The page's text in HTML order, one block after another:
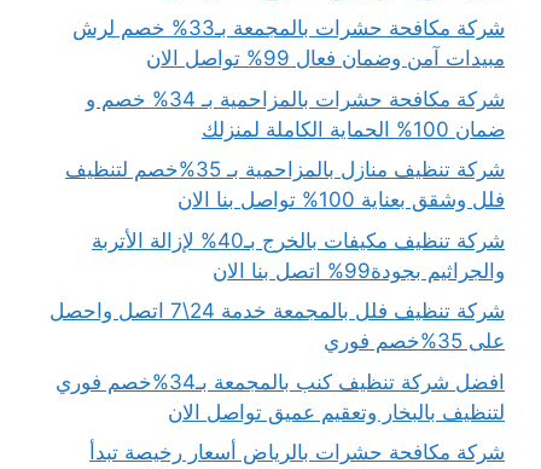
شركة مكافحة حشرات بالمجمعة بـ33% خصم لرش
مبيدات آمن وضمان فعال 99% تواصل الان
شركة مكافحة حشرات بالمزاحمية بـ 34% خصم و
ضمان 100% الحماية الكاملة لمنزلك
شركة تنظيف منازل بالمزاحمية بـ 35%خصم لتنظيف
فلل وشقق بعناية 100% تواصل بنا الان
شركة تنظيف مكيفات بالخرج بـ40% لإزالة الأتربة
والجراثيم بجودة99% اتصل بنا الان
شركة تنظيف فلل بالمجمعة خدمة 24\7 اتصل واحصل
على 35%خصم فوري
افضل شركة تنظيف كنب بالمجمعة بـ34%خصم فوري
لتنظيف بالبخار وتعقيم عميق تواصل الان
شركة مكافحة حشرات بالرياض أسعار رخيصة تبدأ